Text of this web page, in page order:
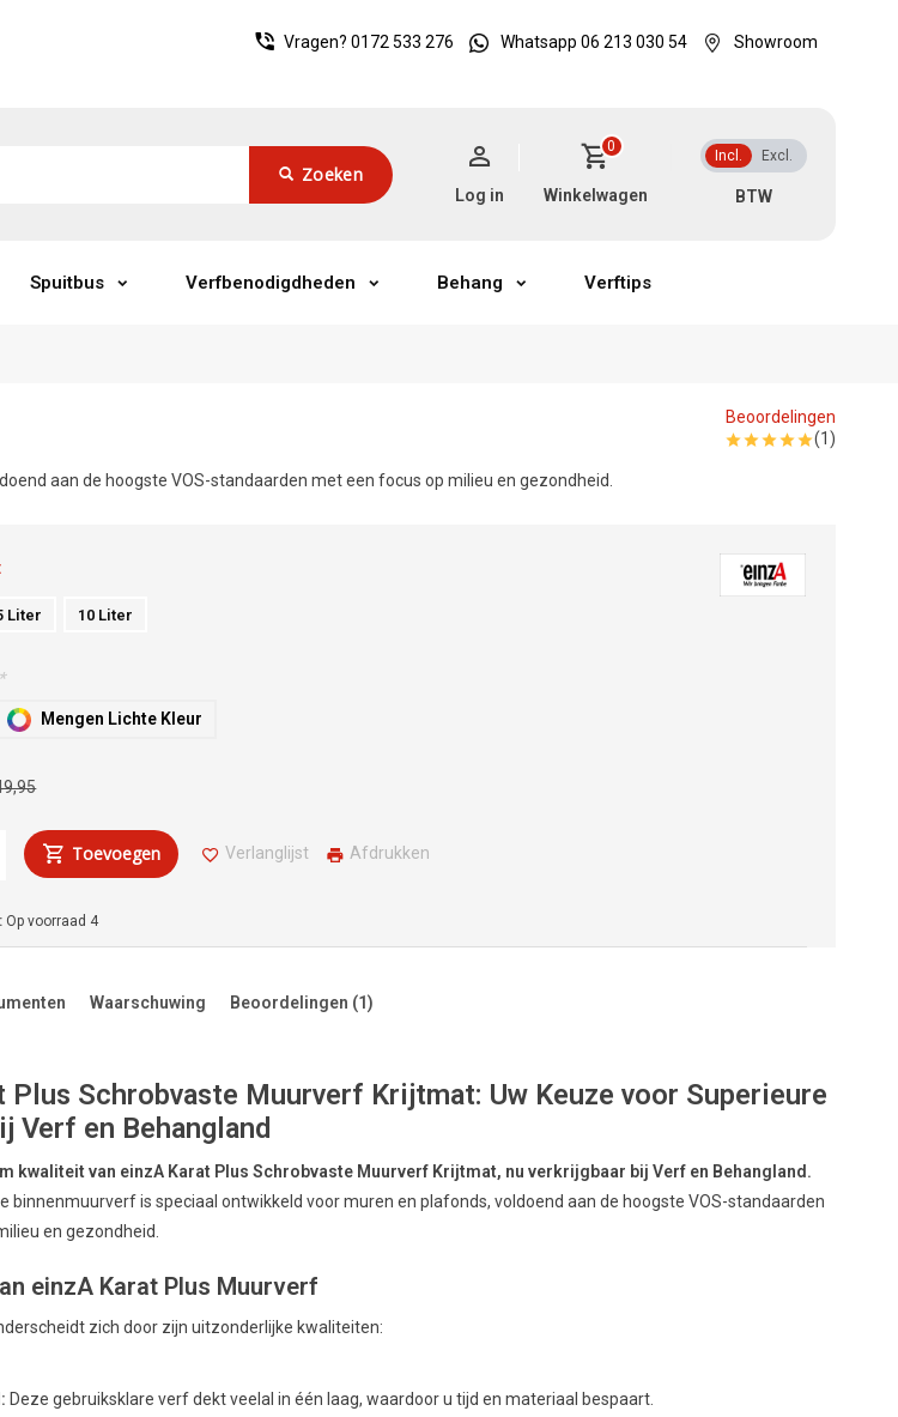
Vragen? 0172 533 276 Whatsapp 06 213 030 54 Showroom
Zoeken
Incl. Excl.
0
Winkelwagen
Log in
Spuitbus Verfbenodigdheden Behang Verftips
aan de hoogste VOS-standaarden met een focus op milieu en gezondheid.
Beoordelingen
(1)
Liter 10 Liter
*
Mengen Lichte Kleur
Toevoegen Verlanglijst Afdrukken
Op voorraad 4
Waarschuwing Beoordelingen (1)
Plus Schrobvaste Muurverf Krijtmat: Uw Keuze voor Superieure
Verf en Behangland
kwaliteit van einzA Karat Plus Schrobvaste Muurverf Krijtmat, nu verkrijgbaar bij Verf en Behangland.
binnenmuurverf is speciaal ontwikkeld voor muren en plafonds, voldoend aan de hoogste VOS-standaarden
en gezondheid.
einzA Karat Plus Muurverf
zich door zijn uitzonderlijke kwaliteiten:
Deze gebruiksklare verf dekt veelal in één laag, waardoor u tijd en materiaal bespaart.